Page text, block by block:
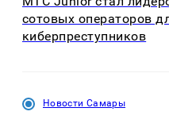
сотовых операторов
киберпреступников
Новости Самары